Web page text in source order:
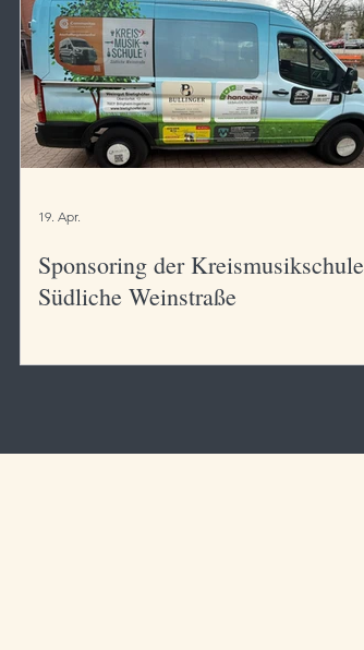
Sponsoring der Kreismusikschule
Südliche Weinstraße
19. Apr.